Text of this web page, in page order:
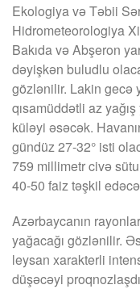
Ekologiya və Təbii
Hidrometeorologiya
Bakıda və Abşeron
dəyişkən buludlu
gözlənilir. Lakin gecə
qısamüddətli az
küləyi əsəcək.
gündüz 27-32° isti
759 millimetr civə
40-50 faiz təşkil
Azərbaycanın
yağacağı gözlənilir.
leysan xarakterli
düşəcəyi